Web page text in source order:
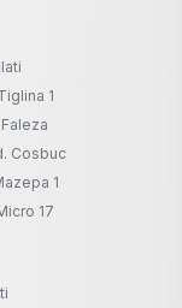
1
Cosbuc
1
17